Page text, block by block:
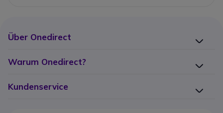
Über Onedirect
Warum Onedirect?
Kundenservice